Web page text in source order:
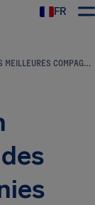
FR
AIRHELP DÉVOILE SON CLASSEMENT ANNUEL DES MEILLEURES COMPAGNIES AÉRIENNES ET AÉROPORTS